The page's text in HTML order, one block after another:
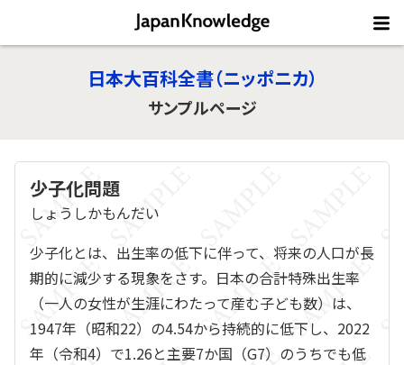
日本大百科全書（ニッポニカ）
サンプルページ
少子化問題
しょうしかもんだい
少子化とは、出生率の低下に伴って、将来の人口が長
期的に減少する現象をさす。日本の合計特殊出生率
（一人の女性が生涯にわたって産む子ども数）は、
1947年（昭和22）の4.54から持続的に低下し、2022
年（令和4）で1.26と主要7か国（G7）のうちでも低